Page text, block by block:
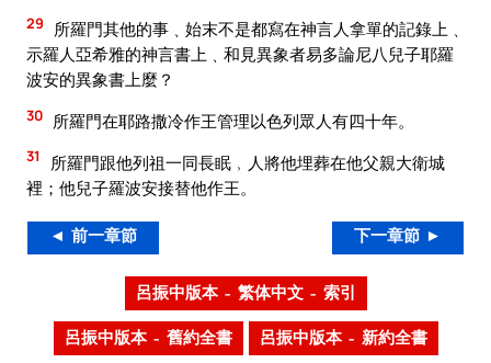
29
所羅門其他的事﹑始末不是都寫在神言人拿單的記錄上﹑
示羅人亞希雅的神言書上﹑和見異象者易多論尼八兒子耶羅
波安的異象書上麼？
30 所羅門在耶路撒冷作王管理以色列眾人有四十年。
31
所羅門跟他列祖一同長眠﹐人將他埋葬在他父親大衛城
裡；他兒子羅波安接替他作王。
◄ 前一章節 下一章節 ►
呂振中版本 – 繁体中文 – 索引
呂振中版本 – 舊約全書 呂振中版本 – 新約全書